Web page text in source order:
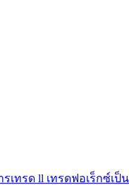
รเทรด ll เทรดฟอเร็กซ์เป็